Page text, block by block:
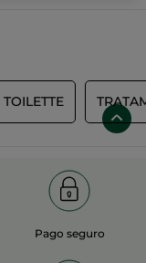
Pago seguro